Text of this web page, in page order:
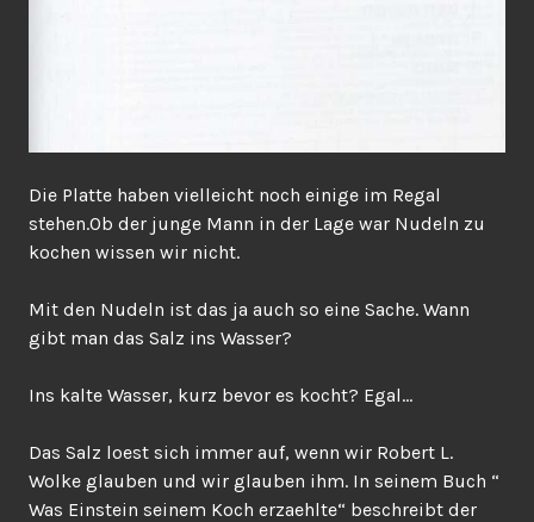
Die Platte haben vielleicht noch einige im Regal
stehen.Ob der junge Mann in der Lage war Nudeln zu
kochen wissen wir nicht.
Mit den Nudeln ist das ja auch so eine Sache. Wann
gibt man das Salz ins Wasser?
Ins kalte Wasser, kurz bevor es kocht? Egal…
Das Salz loest sich immer auf, wenn wir Robert L.
Wolke glauben und wir glauben ihm. In seinem Buch “
Was Einstein seinem Koch erzaehlte“ beschreibt der